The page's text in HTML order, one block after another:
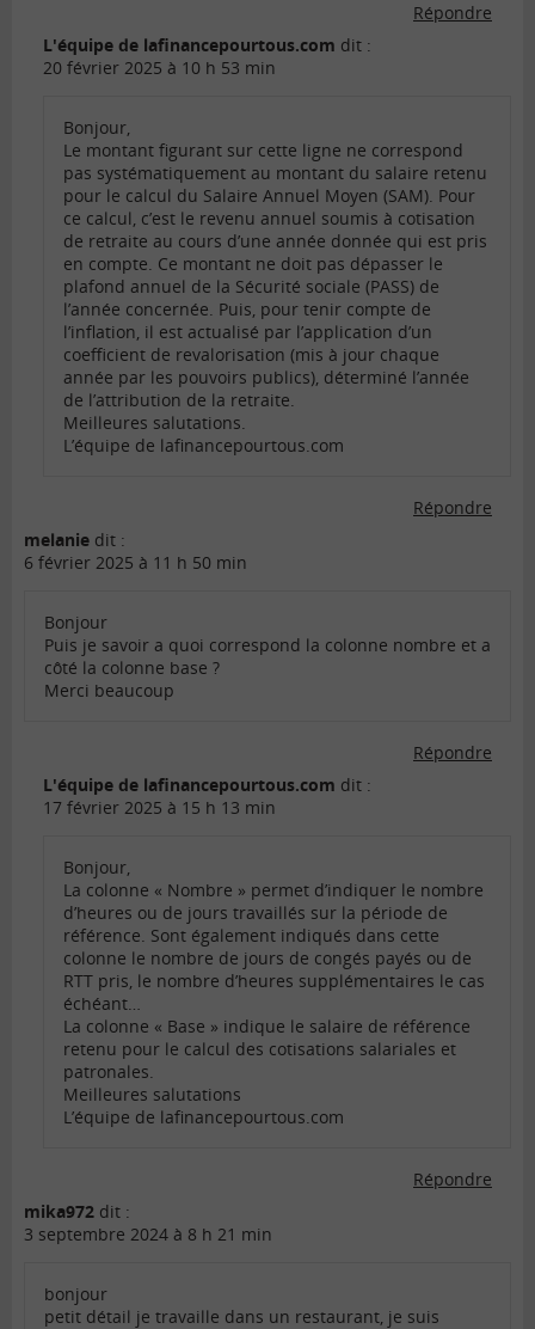
Répondre
L'équipe de lafinancepourtous.com dit :
20 février 2025 à 10 h 53 min
Bonjour,
Le montant figurant sur cette ligne ne correspond
pas systématiquement au montant du salaire retenu
pour le calcul du Salaire Annuel Moyen (SAM). Pour
ce calcul, c’est le revenu annuel soumis à cotisation
de retraite au cours d’une année donnée qui est pris
en compte. Ce montant ne doit pas dépasser le
plafond annuel de la Sécurité sociale (PASS) de
l’année concernée. Puis, pour tenir compte de
l’inflation, il est actualisé par l’application d’un
coefficient de revalorisation (mis à jour chaque
année par les pouvoirs publics), déterminé l’année
de l’attribution de la retraite.
Meilleures salutations.
L’équipe de lafinancepourtous.com
Répondre
melanie dit :
6 février 2025 à 11 h 50 min
Bonjour
Puis je savoir a quoi correspond la colonne nombre et a
côté la colonne base ?
Merci beaucoup
Répondre
L'équipe de lafinancepourtous.com dit :
17 février 2025 à 15 h 13 min
Bonjour,
La colonne « Nombre » permet d’indiquer le nombre
d’heures ou de jours travaillés sur la période de
référence. Sont également indiqués dans cette
colonne le nombre de jours de congés payés ou de
RTT pris, le nombre d’heures supplémentaires le cas
échéant…
La colonne « Base » indique le salaire de référence
retenu pour le calcul des cotisations salariales et
patronales.
Meilleures salutations
L’équipe de lafinancepourtous.com
Répondre
mika972 dit :
3 septembre 2024 à 8 h 21 min
bonjour
petit détail je travaille dans un restaurant, je suis